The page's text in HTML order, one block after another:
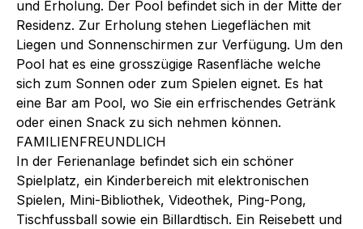
und Erholung. Der Pool befindet sich in der Mitte der
Residenz. Zur Erholung stehen Liegeflächen mit
Liegen und Sonnenschirmen zur Verfügung. Um den
Pool hat es eine grosszügige Rasenfläche welche
sich zum Sonnen oder zum Spielen eignet. Es hat
eine Bar am Pool, wo Sie ein erfrischendes Getränk
oder einen Snack zu sich nehmen können.
FAMILIENFREUNDLICH
In der Ferienanlage befindet sich ein schöner
Spielplatz, ein Kinderbereich mit elektronischen
Spielen, Mini-Bibliothek, Videothek, Ping-Pong,
Tischfussball sowie ein Billardtisch. Ein Reisebett und